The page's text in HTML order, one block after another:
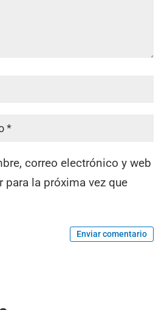
correo electrónico y web
para la próxima vez que
Enviar comentario